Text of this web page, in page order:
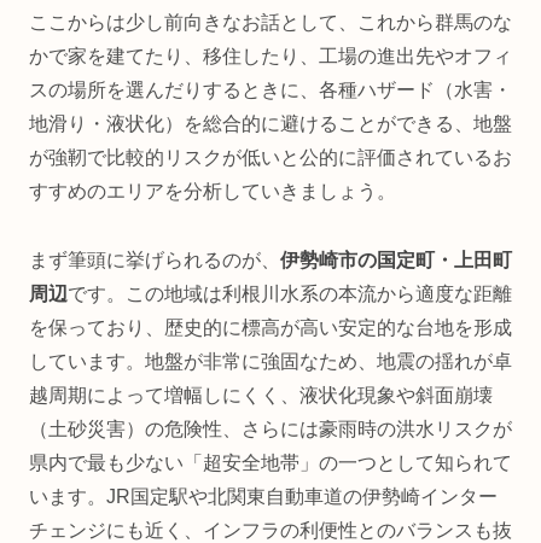
ここからは少し前向きなお話として、これから群馬のな
かで家を建てたり、移住したり、工場の進出先やオフィ
スの場所を選んだりするときに、各種ハザード（水害・
地滑り・液状化）を総合的に避けることができる、地盤
が強靭で比較的リスクが低いと公的に評価されているお
すすめのエリアを分析していきましょう。
まず筆頭に挙げられるのが、 伊勢崎市の国定町・上田町
周辺です。この地域は利根川水系の本流から適度な距離
を保っており、歴史的に標高が高い安定的な台地を形成
しています。地盤が非常に強固なため、地震の揺れが卓
越周期によって増幅しにくく、液状化現象や斜面崩壊
（土砂災害）の危険性、さらには豪雨時の洪水リスクが
県内で最も少ない「超安全地帯」の一つとして知られて
います。JR国定駅や北関東自動車道の伊勢崎インター
チェンジにも近く、インフラの利便性とのバランスも抜